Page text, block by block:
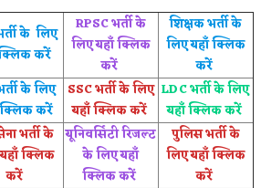
के लिए
करें
RPSC भर्ती के
लिए यहाँ क्लिक
करें
शिक्षक भर्ती के
लिए यहाँ क्लिक
करें
के लिए
करें
SSC भर्ती के लिए
यहाँ क्लिक करें
LDC भर्ती के लिए
यहाँ क्लिक करें
भर्ती के
क्लिक
करें
यूनिवर्सिटी रिजल्ट
के लिए यहाँ
क्लिक करें
पुलिस भर्ती के
लिए यहाँ क्लिक
करें